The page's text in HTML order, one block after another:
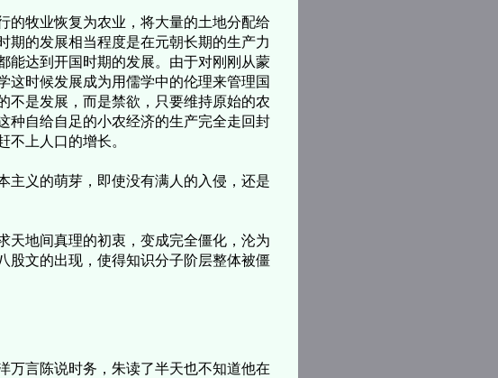
牧业恢复为农业，将大量的土地分配给
期的发展相当程度是在元朝长期的生产力
能达到开国时期的发展。由于对刚刚从蒙
这时候发展成为用儒学中的伦理来管理国
不是发展，而是禁欲，只要维持原始的农
种自给自足的小农经济的生产完全走回封
不上人口的增长。
义的萌芽，即使没有满人的入侵，还是
地间真理的初衷，变成完全僵化，沦为
股文的出现，使得知识分子阶层整体被僵
言陈说时务，朱读了半天也不知道他在